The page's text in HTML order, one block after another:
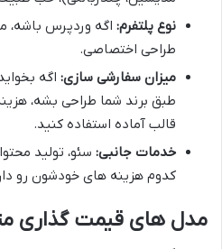
نوع پلتفرم: اگه وردپرس باشه،
طراحی اختصاصی.
میزان سفارشی سازی: اگه
طبق برند شما طراحی بشه،
قالب آماده استفاده کنید.
خدمات جانبی: سئو، تولید
کدوم هزینه های خودشون رو
مدل های قیمت گذاری